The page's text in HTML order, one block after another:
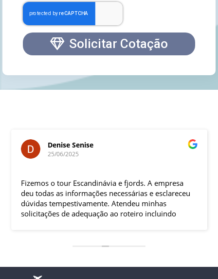
Solicitar Cotação
Denise Senise
25/06/2025
Fizemos o tour Escandinávia e fjords. A empresa
deu todas as informações necessárias e esclareceu
dúvidas tempestivamente. Atendeu minhas
solicitações de adequação ao roteiro incluindo
foram excelentes, o guia acompanhante muito
viagem com empresa.